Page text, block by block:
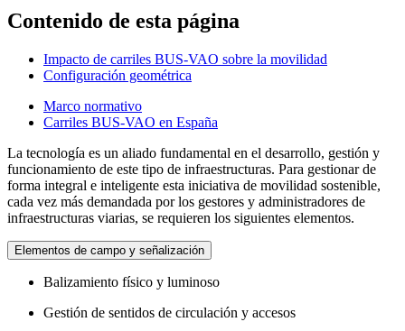
Contenido de esta página
Impacto de carriles BUS-VAO sobre la movilidad
Configuración geométrica
Marco normativo
Carriles BUS-VAO en España
La tecnología es un aliado fundamental en el desarrollo, gestión y
funcionamiento de este tipo de infraestructuras. Para gestionar de
forma integral e inteligente esta iniciativa de movilidad sostenible,
cada vez más demandada por los gestores y administradores de
infraestructuras viarias, se requieren los siguientes elementos.
Elementos de campo y señalización
Balizamiento físico y luminoso
Gestión de sentidos de circulación y accesos